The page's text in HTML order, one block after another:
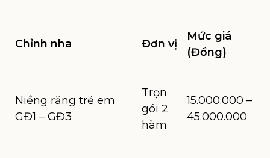
Chỉnh nha Đơn vị
Mức giá
(Đồng)
Niềng răng trẻ em
GĐ1 – GĐ3
Trọn
gói 2
hàm
15.000.000 –
45.000.000